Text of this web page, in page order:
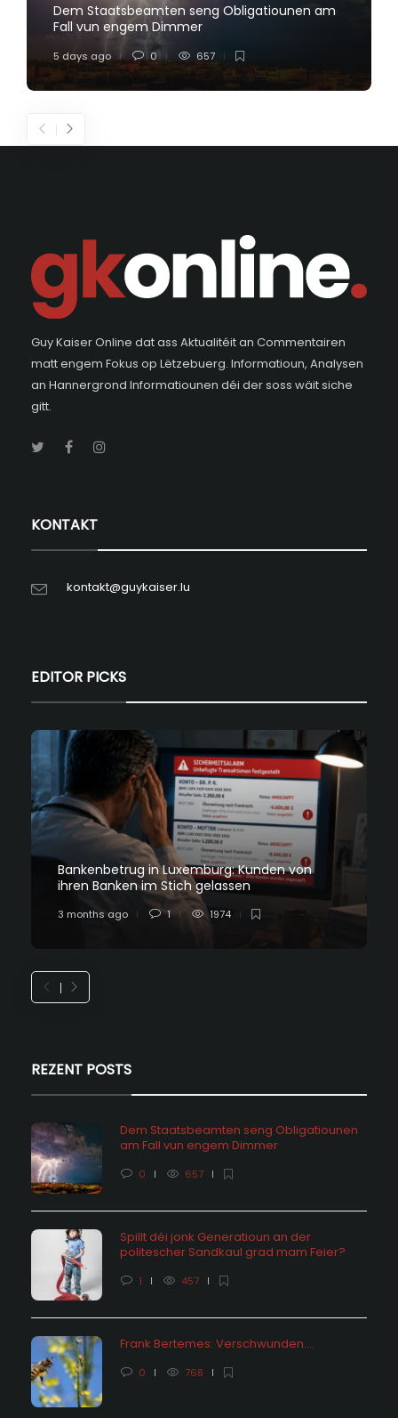
Dem Staatsbeamten seng Obligatiounen am
Fall vun engem Dimmer
5 days ago 0 657
Guy Kaiser Online dat ass Aktualitéit an Commentairen
matt engem Fokus op Lëtzebuerg. Informatioun, Analysen
an Hannergrond Informatiounen déi der soss wäit siche
gitt.
KONTAKT
kontakt@guykaiser.lu
EDITOR PICKS
Bankenbetrug in Luxemburg: Kunden von
ihren Banken im Stich gelassen
3 months ago 1 1974
REZENT POSTS
Dem Staatsbeamten seng Obligatiounen
am Fall vun engem Dimmer
0 657
Spillt déi jonk Generatioun an der
politescher Sandkaul grad mam Feier?
1 457
Frank Bertemes: Verschwunden….
0 768